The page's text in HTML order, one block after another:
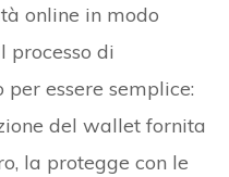
online in modo
processo di
essere semplice:
del wallet fornita
la protegge con le